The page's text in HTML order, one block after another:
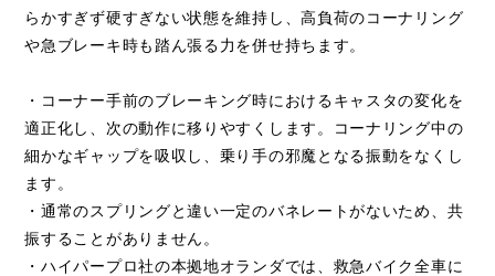
らかすぎず硬すぎない状態を維持し、高負荷のコーナリング
や急ブレーキ時も踏ん張る力を併せ持ちます。
・コーナー手前のブレーキング時におけるキャスタの変化を
適正化し、次の動作に移りやすくします。コーナリング中の
細かなギャップを吸収し、乗り手の邪魔となる振動をなくし
ます。
・通常のスプリングと違い一定のバネレートがないため、共
振することがありません。
・ハイパープロ社の本拠地オランダでは、救急バイク全車に